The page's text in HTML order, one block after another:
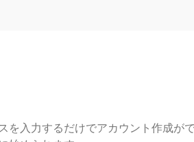
する
を入力するだけでアカウント作成が